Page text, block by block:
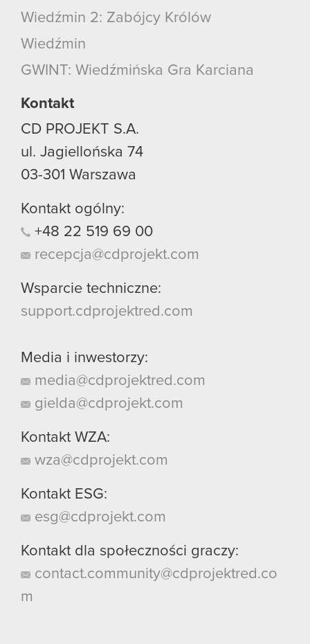
Wiedźmin 2: Zabójcy Królów
Wiedźmin
GWINT: Wiedźmińska Gra Karciana
Kontakt
CD PROJEKT S.A.
ul. Jagiellońska 74
03-301 Warszawa
Kontakt ogólny:
+48 22 519 69 00
recepcja@cdprojekt.com
Wsparcie techniczne:
support.cdprojektred.com
Media i inwestorzy:
media@cdprojektred.com
gielda@cdprojekt.com
Kontakt WZA:
wza@cdprojekt.com
Kontakt ESG:
esg@cdprojekt.com
Kontakt dla społeczności graczy:
contact.community@cdprojektred.co
m